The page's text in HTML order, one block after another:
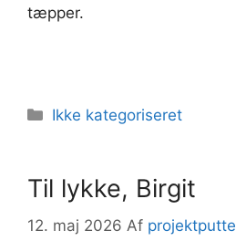
tæpper.
Kategorier
Ikke kategoriseret
Til lykke, Birgit
12. maj 2026 Af projektputte